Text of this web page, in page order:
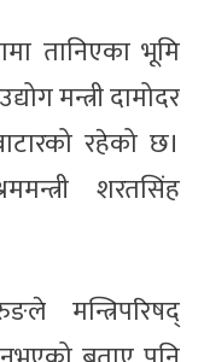
तानिएका भूमि
मन्त्री दामोदर
रहेको छ।
शरतसिंह
मन्त्रिपरिषद्